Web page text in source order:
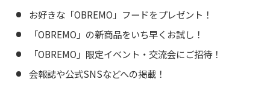
お好きな「OBREMO」フードをプレゼント！
「OBREMO」の新商品をいち早くお試し！
「OBREMO」限定イベント・交流会にご招待！
会報誌や公式SNSなどへの掲載！